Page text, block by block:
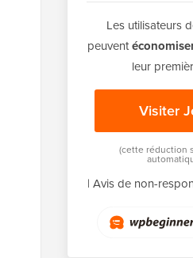
Les utilisateurs
peuvent
leur
Visiter
(cette réduction
| Avis de non-